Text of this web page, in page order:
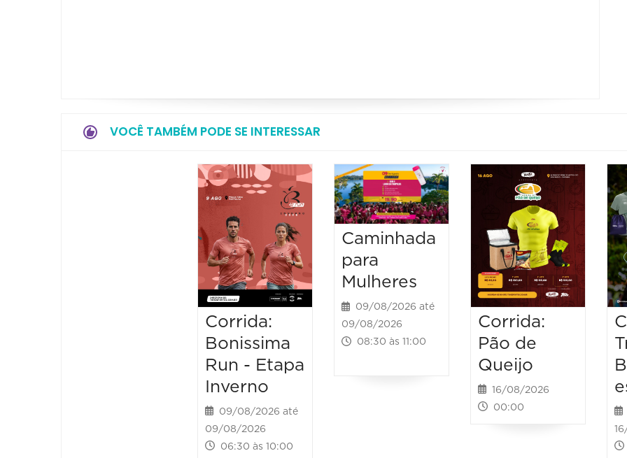
VOCÊ TAMBÉM PODE SE INTERESSAR
Corrida:
Bonissima
Run - Etapa
Inverno
09/08/2026 até
09/08/2026
06:30 às 10:00
Caminhada
para
Mulheres
09/08/2026 até
09/08/2026
08:30 às 11:00
Corrida:
Pão de
Queijo
16/08/2026
00:00